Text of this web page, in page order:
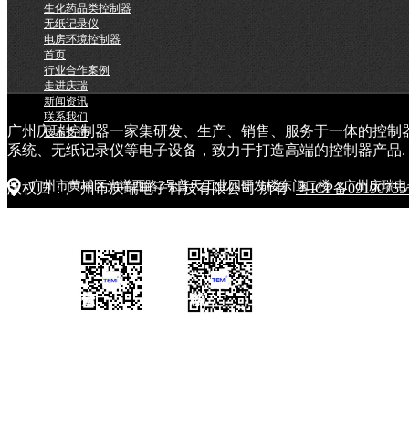
生化药品类控制器
无纸记录仪
电房环境控制器
首页
行业合作案例
走进庆瑞
新闻资讯
联系我们
技术支持
广州市黄埔区光谱西路3号普天工业园研发楼东门二楼（广州庆瑞
广州庆瑞控制器一家集研发、生产、销售、服务于一体的控
系统、无纸记录仪等电子设备，致力于打造高端的控制器产品.
版权归：广州市庆瑞电子科技有限公司 所有粤ICP备